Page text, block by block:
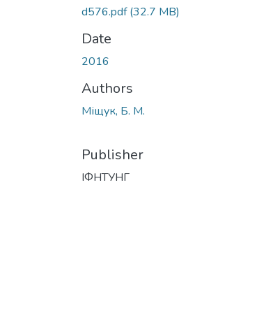
d576.pdf(32.7 MB)
Date
2016
Authors
Міщук, Б. М.
Publisher
ІФНТУНГ